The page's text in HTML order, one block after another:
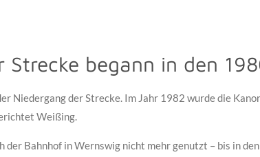
Strecke begann in den
Niedergang der Strecke. Im Jahr 1982 wurde die
Weißing.
der Bahnhof in Wernswig nicht mehr genutzt – bis in